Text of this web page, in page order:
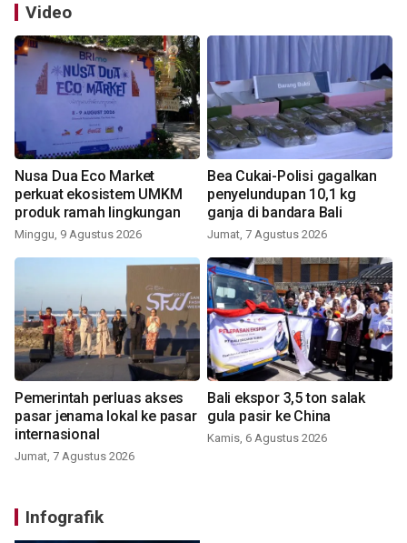
Video
Nusa Dua Eco Market
perkuat ekosistem UMKM
produk ramah lingkungan
Minggu, 9 Agustus 2026
Bea Cukai-Polisi gagalkan
penyelundupan 10,1 kg
ganja di bandara Bali
Jumat, 7 Agustus 2026
Pemerintah perluas akses
pasar jenama lokal ke pasar
internasional
Jumat, 7 Agustus 2026
Bali ekspor 3,5 ton salak
gula pasir ke China
Kamis, 6 Agustus 2026
Infografik